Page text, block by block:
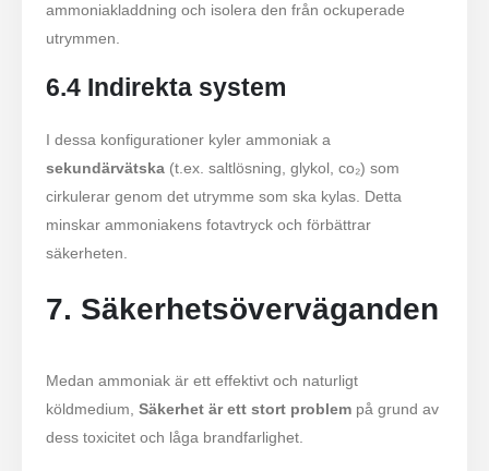
ammoniakladdning och isolera den från ockuperade
utrymmen.
6.4 Indirekta system
I dessa konfigurationer kyler ammoniak a
sekundärvätska (t.ex. saltlösning, glykol, co₂) som
cirkulerar genom det utrymme som ska kylas. Detta
minskar ammoniakens fotavtryck och förbättrar
säkerheten.
7. Säkerhetsöverväganden
Medan ammoniak är ett effektivt och naturligt
köldmedium,Säkerhet är ett stort problem på grund av
dess toxicitet och låga brandfarlighet.